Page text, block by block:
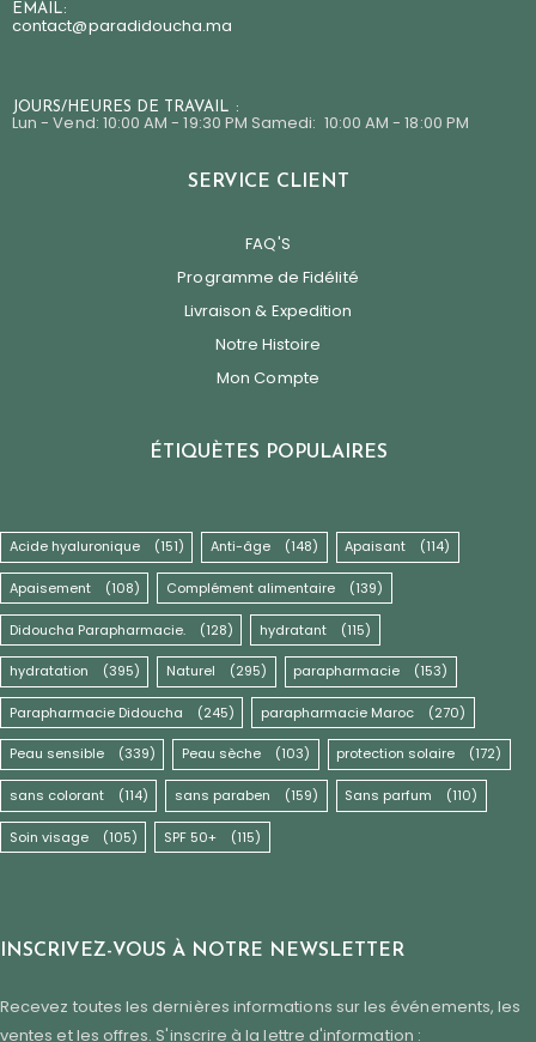
EMAIL:
contact@paradidoucha.ma
JOURS/HEURES DE TRAVAIL :
Lun - Vend: 10:00 AM - 19:30 PM Samedi: 10:00 AM - 18:00 PM
SERVICE CLIENT
FAQ'S
Programme de Fidélité
Livraison & Expedition
Notre Histoire
Mon Compte
ÉTIQUÈTES POPULAIRES
Acide hyaluronique (151) Anti-âge (148) Apaisant (114)
Apaisement (108) Complément alimentaire (139)
Didoucha Parapharmacie. (128) hydratant (115)
hydratation (395) Naturel (295) parapharmacie (153)
Parapharmacie Didoucha (245) parapharmacie Maroc (270)
Peau sensible (339) Peau sèche (103) protection solaire (172)
sans colorant (114) sans paraben (159) Sans parfum (110)
Soin visage (105) SPF 50+ (115)
INSCRIVEZ-VOUS À NOTRE NEWSLETTER
Recevez toutes les dernières informations sur les événements, les
ventes et les offres. S'inscrire à la lettre d'information :